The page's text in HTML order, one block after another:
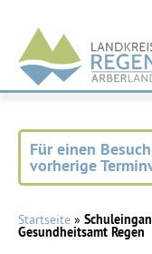
Landkreis
Regen
Für einen
vorherige
Startseite »
Gesundheitsamt Regen